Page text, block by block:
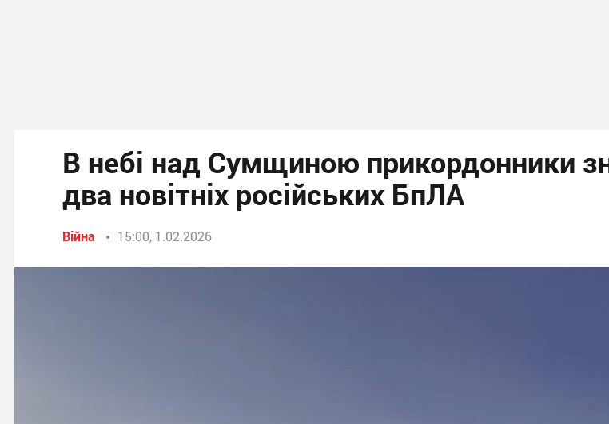
В небі над Сумщиною прикордонники
два новітніх російських БпЛА
Війна 15:00, 1.02.2026